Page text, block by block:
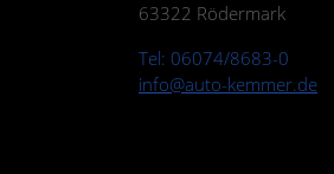
63322 Rödermark
Tel: 06074/8683-0
info@auto-kemmer.de